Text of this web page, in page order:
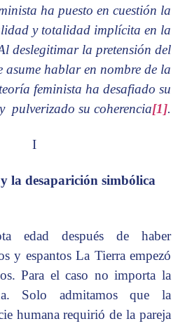
ha puesto en cuestión la
y totalidad implícita en la
deslegitimar la pretensión del
asume hablar en nombre de la
feminista ha desafiado su
pulverizado su coherencia[1].
I
la desaparición simbólica
edad después de haber
y espantos La Tierra empezó
Para el caso no importa la
Solo admitamos que la
humana requirió de la pareja